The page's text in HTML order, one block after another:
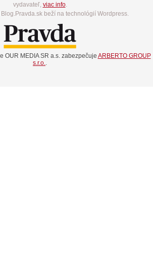
vydavateľ, viac info.
beží na technológií Wordpress.
OUR MEDIA SR a.s. zabezpečuje ARBERTO GROUP
s.r.o..